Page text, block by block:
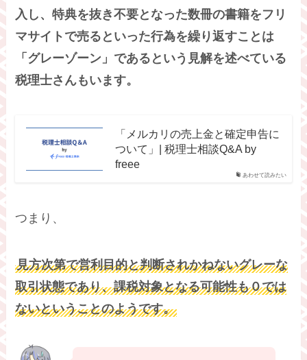
入し、特典を抜き不要となった数冊の書籍をフリ
マサイトで売るといった行為を繰り返すことは
「グレーゾーン」であるという見解を述べている
税理士さんもいます。
あわせて読みたい
「メルカリの売上金と確定申告に
ついて」| 税理士相談Q&A by
freee
つまり、
見方次第で営利目的と判断されかねないグレーな
取引状態であり、課税対象となる可能性も０では
ないということのようです。